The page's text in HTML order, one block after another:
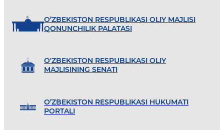
O’ZBEKISTON RESPUBLIKASI OLIY MAJLISI
QONUNCHILIK PALATASI
O'ZBEKISTON RESPUBLIKASI OLIY
MAJLISINING SENATI
O’ZBEKISTON RESPUBLIKASI HUKUMATI
PORTALI